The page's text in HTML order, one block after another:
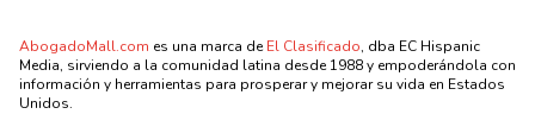
AbogadoMall.com es una marca deEl Clasificado, dba EC Hispanic
Media, sirviendo a la comunidad latina desde 1988 y empoderándola con
información y herramientas para prosperar y mejorar su vida en Estados
Unidos.